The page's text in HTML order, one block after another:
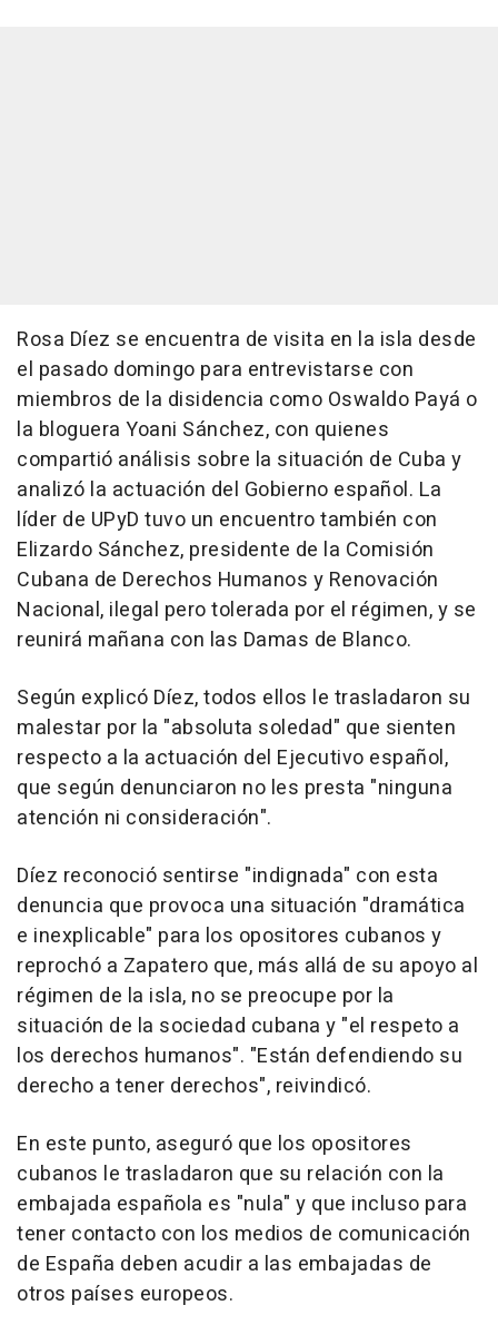
Rosa Díez se encuentra de visita en la isla desde
el pasado domingo para entrevistarse con
miembros de la disidencia como Oswaldo Payá o
la bloguera Yoani Sánchez, con quienes
compartió análisis sobre la situación de Cuba y
analizó la actuación del Gobierno español. La
líder de UPyD tuvo un encuentro también con
Elizardo Sánchez, presidente de la Comisión
Cubana de Derechos Humanos y Renovación
Nacional, ilegal pero tolerada por el régimen, y se
reunirá mañana con las Damas de Blanco.
Según explicó Díez, todos ellos le trasladaron su
malestar por la "absoluta soledad" que sienten
respecto a la actuación del Ejecutivo español,
que según denunciaron no les presta "ninguna
atención ni consideración".
Díez reconoció sentirse "indignada" con esta
denuncia que provoca una situación "dramática
e inexplicable" para los opositores cubanos y
reprochó a Zapatero que, más allá de su apoyo al
régimen de la isla, no se preocupe por la
situación de la sociedad cubana y "el respeto a
los derechos humanos". "Están defendiendo su
derecho a tener derechos", reivindicó.
En este punto, aseguró que los opositores
cubanos le trasladaron que su relación con la
embajada española es "nula" y que incluso para
tener contacto con los medios de comunicación
de España deben acudir a las embajadas de
otros países europeos.